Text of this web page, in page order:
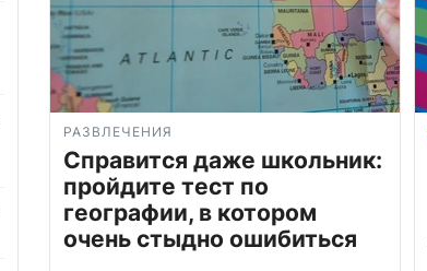
РАЗВЛЕЧЕНИЯ
Справится даже школьник:
пройдите тест по
географии, в котором
очень стыдно ошибиться